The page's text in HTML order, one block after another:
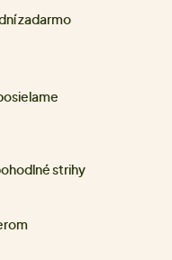
zadarmo
strihy